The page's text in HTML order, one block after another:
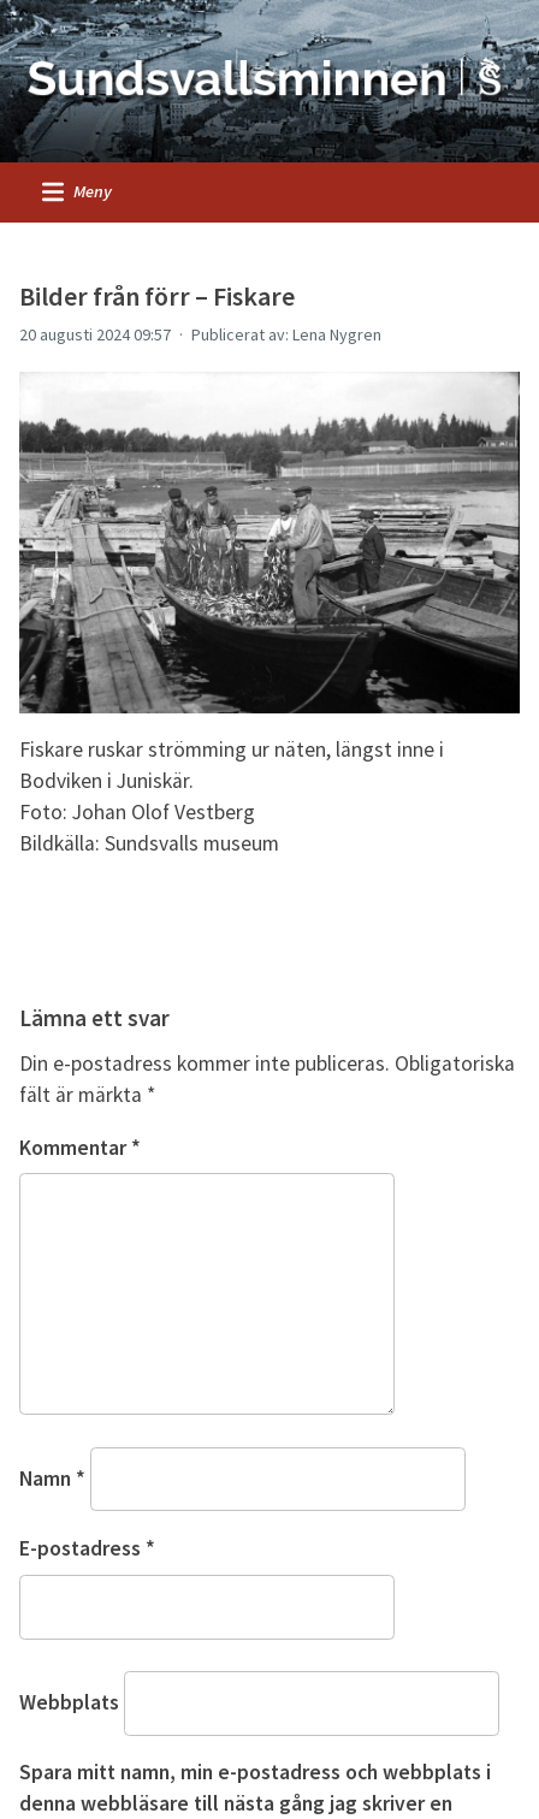
Meny
Bilder från förr – Fiskare
20 augusti 2024 09:57 Publicerat av: Lena Nygren
Fiskare ruskar strömming ur näten, längst inne i
Bodviken i Juniskär.
Foto: Johan Olof Vestberg
Bildkälla: Sundsvalls museum
Lämna ett svar
Din e-postadress kommer inte publiceras. Obligatoriska
fält är märkta *
Kommentar*
Namn *
E-postadress *
Webbplats
Spara mitt namn, min e-postadress och webbplats i
denna webbläsare till nästa gång jag skriver en